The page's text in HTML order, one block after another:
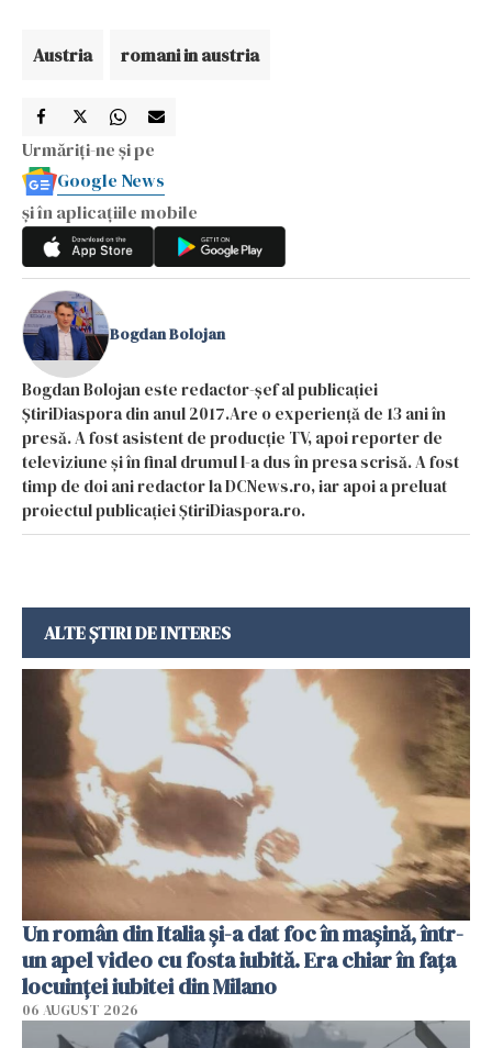
Austria romani in austria
Urmăriți-ne și pe
Google News
și în aplicațiile mobile
Bogdan Bolojan
Bogdan Bolojan este redactor-șef al publicației
ȘtiriDiaspora din anul 2017.Are o experiență de 13 ani în
presă. A fost asistent de producție TV, apoi reporter de
televiziune și în final drumul l-a dus în presa scrisă. A fost
timp de doi ani redactor la DCNews.ro, iar apoi a preluat
proiectul publicației ȘtiriDiaspora.ro.
ALTE ȘTIRI DE INTERES
Un român din Italia și-a dat foc în mașină, într-
un apel video cu fosta iubită. Era chiar în fața
locuinței iubitei din Milano
06 AUGUST 2026